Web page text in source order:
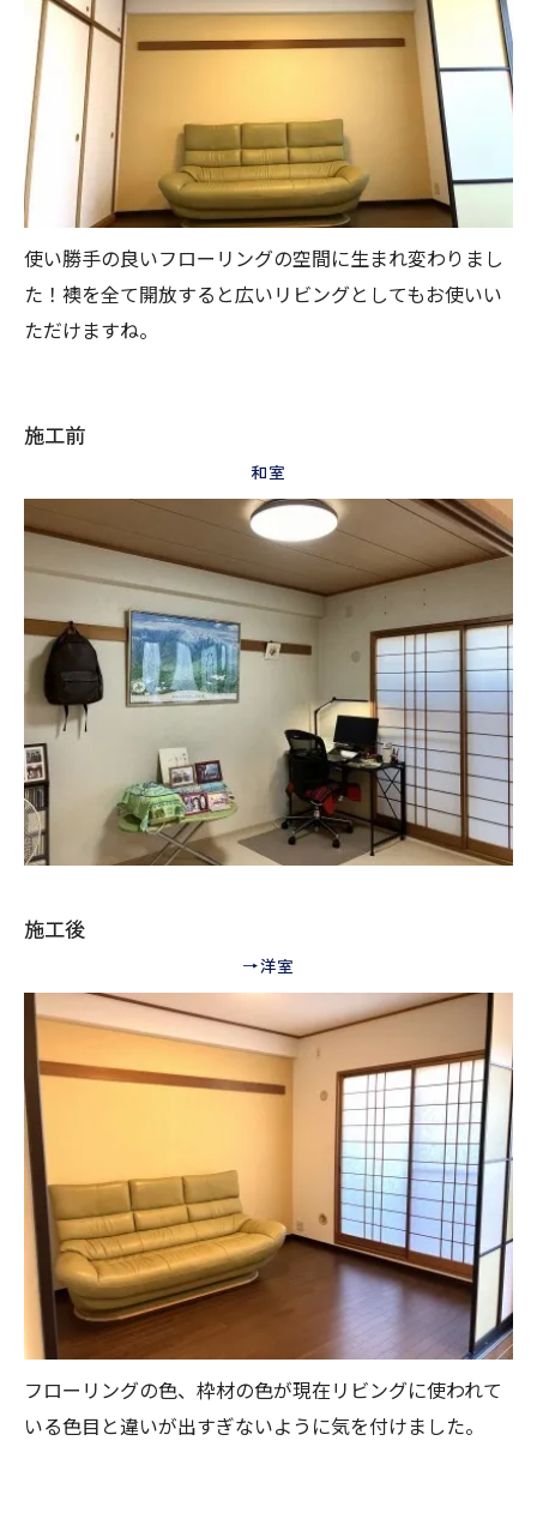
使い勝手の良いフローリングの空間に生まれ変わりまし
た！襖を全て開放すると広いリビングとしてもお使いい
ただけますね。
施工前
和室
施工後
→洋室
フローリングの色、枠材の色が現在リビングに使われて
いる色目と違いが出すぎないように気を付けました。